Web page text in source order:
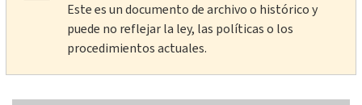
Este es un documento de archivo o histórico y
puede no reflejar la ley, las políticas o los
procedimientos actuales.